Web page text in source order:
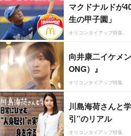
マクドナルドが
生の甲子園」
オリコンタイアップ特集
向井康二イケメ
ONG）』
オリコンタイアップ特集
川島海荷さんと
引”のリアル
オリコンタイアップ特集